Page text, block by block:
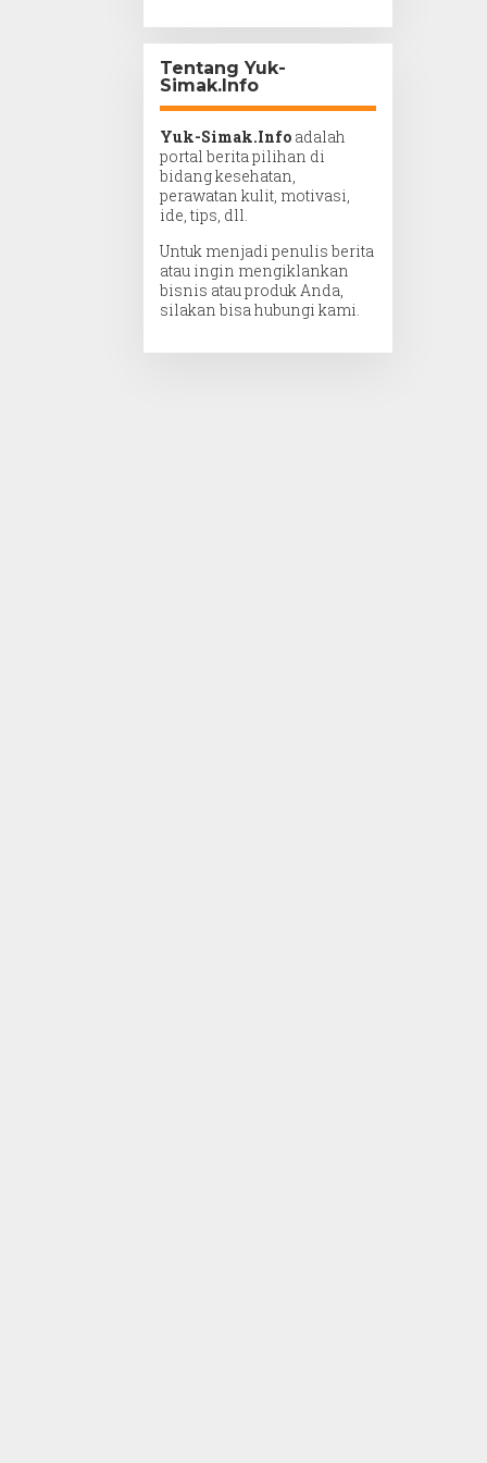
Tentang Yuk-
Simak.Info
Yuk-Simak.Info adalah
portal berita pilihan di
bidang kesehatan,
perawatan kulit, motivasi,
ide, tips, dll.
Untuk menjadi penulis berita
atau ingin mengiklankan
bisnis atau produk Anda,
silakan bisa hubungi kami.